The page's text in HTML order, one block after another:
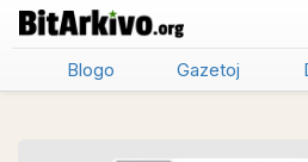
Blogo Gazetoj